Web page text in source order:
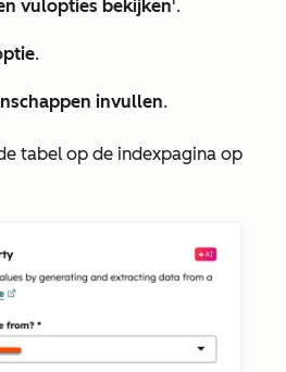
vulopties bekijken'.
.
invullen.
tabel op de indexpagina op